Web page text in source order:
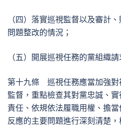
（四）落實巡視監督以及審計
問題整改的情況；
（五）開展巡視任務的黨組織
第十九條 巡視任務應當加強對
監督，重點檢查其對黨忠誠、
責任、依規依法履職用權、擔
反應的主要問題進行深刻清楚，